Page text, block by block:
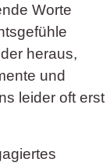
Worte
heraus,
und
leider oft erst